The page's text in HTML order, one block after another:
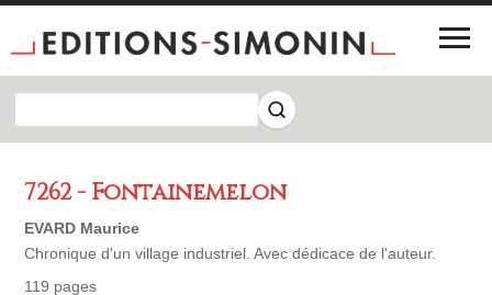
7262 - Fontainemelon
EVARD Maurice
Chronique d'un village industriel. Avec dédicace de l'auteur.
119 pages